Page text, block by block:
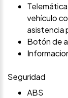
vehículo
asistencia
Botón de
Seguridad
ABS